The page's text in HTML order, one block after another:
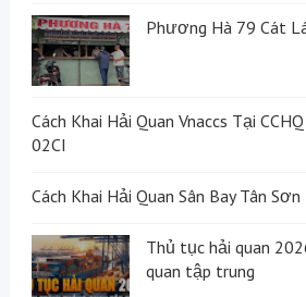
Phương Hà 79 Cát
Cách Khai Hải Quan Vnaccs Tại
02CI
Cách Khai Hải Quan Sân Bay Tân Sơn
Thủ tục hải quan
quan tập trung